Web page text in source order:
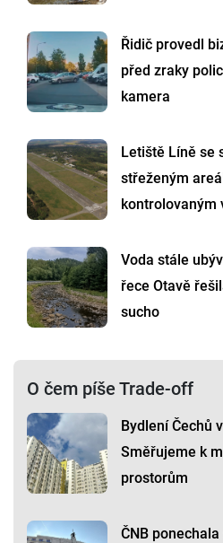
Řidič provedl
před zraky
kamera
Letiště Líně se
střeženým
kontrolovaným
Voda stále
řece Otavě
sucho
O čem píše Trade-off
Bydlení Čechů
Směřujeme k
prostorům
ČNB